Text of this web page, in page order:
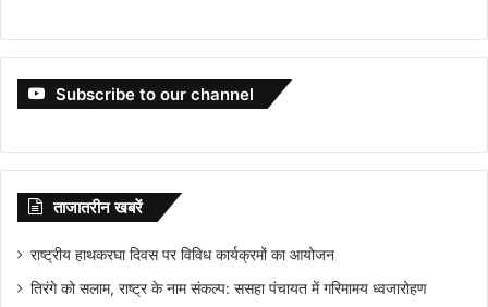
Subscribe to our channel
ताजातरीन खबरें
राष्ट्रीय हाथकरघा दिवस पर विविध कार्यक्रमों का आयोजन
तिरंगे को सलाम, राष्ट्र के नाम संकल्प: ससहा पंचायत में गरिमामय ध्वजारोहण